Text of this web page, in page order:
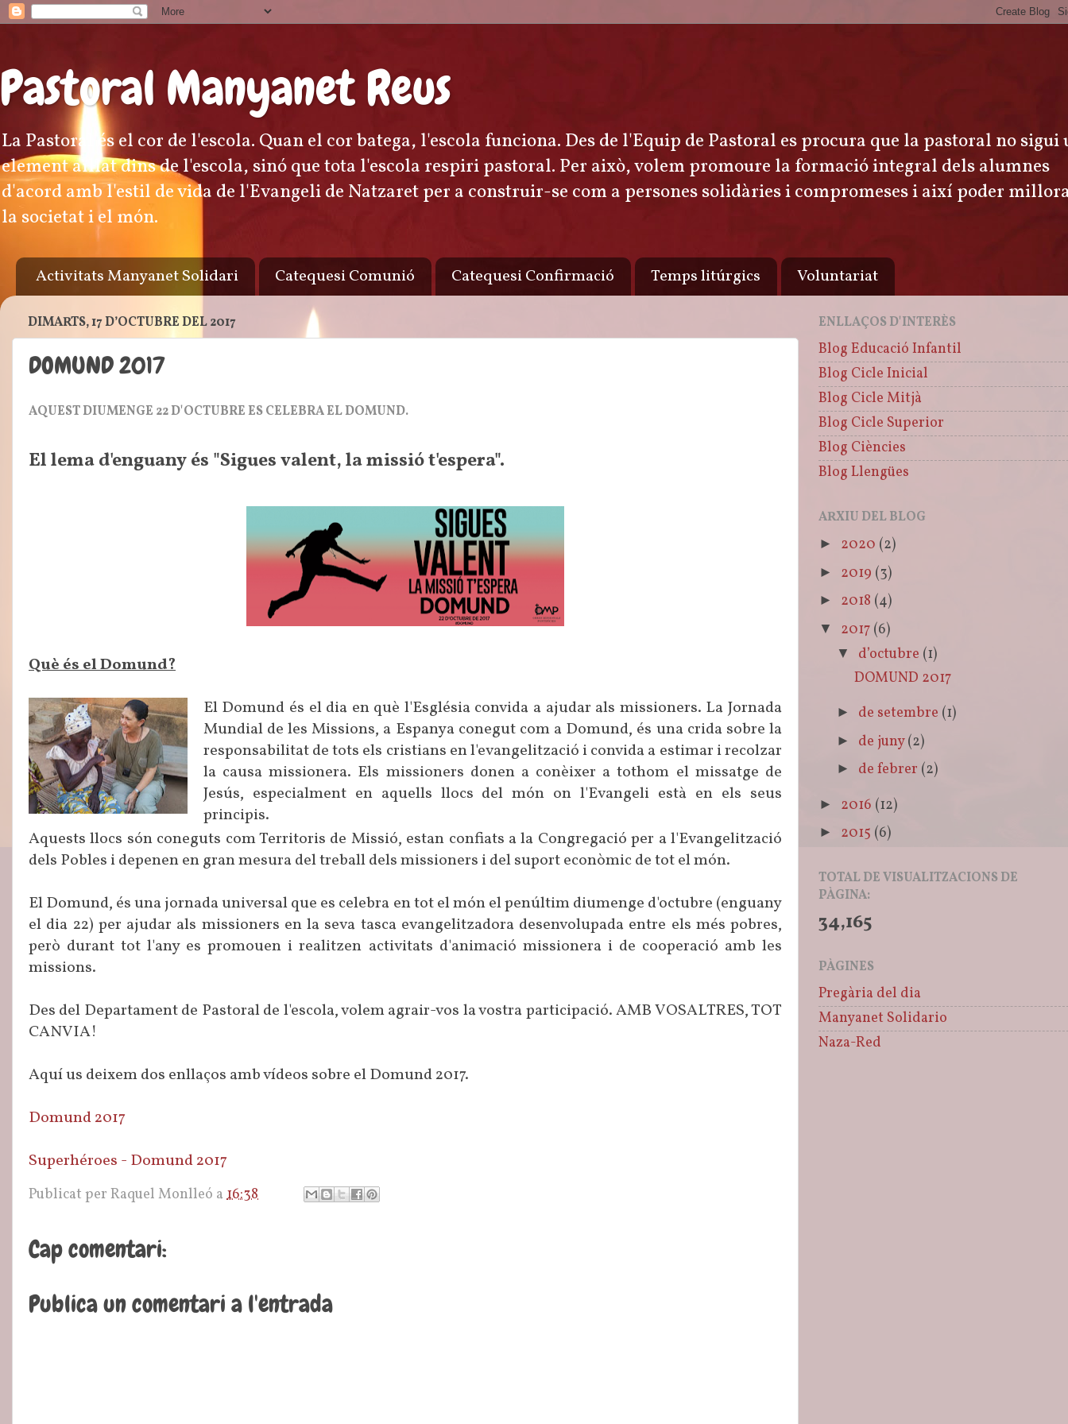
Pastoral Manyanet Reus
La Pastoral és el cor de l'escola. Quan el cor batega, l'escola funciona. Des de l'Equip de Pastoral es procura que la pastoral no sigui
element aïllat dins de l'escola, sinó que tota l'escola respiri pastoral. Per això, volem promoure la formació integral dels alumnes
d'acord amb l'estil de vida de l'Evangeli de Natzaret per a construir-se com a persones solidàries i compromeses i així poder
la societat i el món.
Activitats Manyanet Solidari Catequesi Comunió Catequesi Confirmació Temps litúrgics Voluntariat
DIMARTS, 17 D’OCTUBRE DEL 2017
DOMUND 2017
AQUEST DIUMENGE 22 D'OCTUBRE ES CELEBRA EL DOMUND.
El lema d'enguany és "Sigues valent, la missió t'espera".
Què és el Domund?
El Domund és el dia en què l'Església convida a ajudar als missioners. La Jornada
Mundial de les Missions, a Espanya conegut com a Domund, és una crida sobre la
responsabilitat de tots els cristians en l'evangelització i convida a estimar i recolzar
la causa missionera. Els missioners donen a conèixer a tothom el missatge de
Jesús, especialment en aquells llocs del món on l'Evangeli està en els seus
principis.
Aquests llocs són coneguts com Territoris de Missió, estan confiats a la Congregació per a l'Evangelització
dels Pobles i depenen en gran mesura del treball dels missioners i del suport econòmic de tot el món.
El Domund, és una jornada universal que es celebra en tot el món el penúltim diumenge d'octubre (enguany
el dia 22) per ajudar als missioners en la seva tasca evangelitzadora desenvolupada entre els més pobres,
però durant tot l'any es promouen i realitzen activitats d'animació missionera i de cooperació amb les
missions.
Des del Departament de Pastoral de l'escola, volem agrair-vos la vostra participació. AMB VOSALTRES, TOT
CANVIA!
Aquí us deixem dos enllaços amb vídeos sobre el Domund 2017.
Domund 2017
Superhéroes - Domund 2017
Publicat per Raquel Monlleó a 16:38
Cap comentari:
Publica un comentari a l'entrada
ENLLAÇOS D'INTERÈS
Blog Educació Infantil
Blog Cicle Inicial
Blog Cicle Mitjà
Blog Cicle Superior
Blog Ciències
Blog Llengües
ARXIU DEL BLOG
► 2020 (2)
► 2019 (3)
► 2018 (4)
▼ 2017 (6)
▼ d’octubre (1)
DOMUND 2017
► de setembre (1)
► de juny(2)
► de febrer (2)
► 2016 (12)
► 2015 (6)
TOTAL DE VISUALITZACIONS DE
PÀGINA:
34,165
PÀGINES
Pregària del dia
Manyanet Solidario
Naza-Red